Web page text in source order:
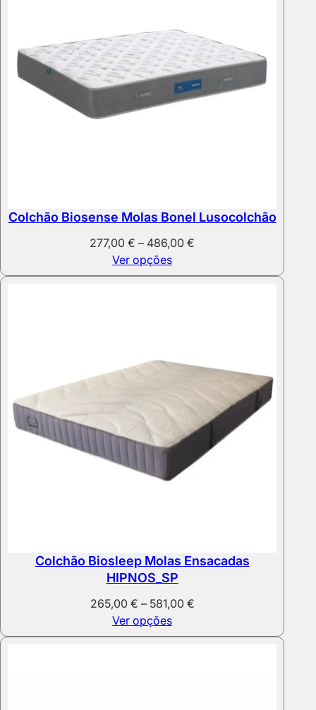
Colchão Biosense Molas Bonel Lusocolchão
277,00€ – 486,00€
277,00 €
Ver opções
Colchão Biosleep Molas Ensacadas
HIPNOS_SP
265,00 € – 581,00 €Price
265,00 €
Ver opções